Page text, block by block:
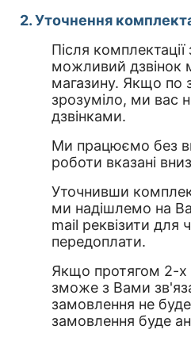
2. Уточнення
Після
можливий дзвінок
магазину. Якщо по
зрозуміло, ми вас
дзвінками.
Ми працюємо без
роботи вказані
Уточнивши
ми надішлемо на
mail реквізити для
передоплати.
Якщо протягом 2-х
зможе з Вами
замовлення не
замовлення буде